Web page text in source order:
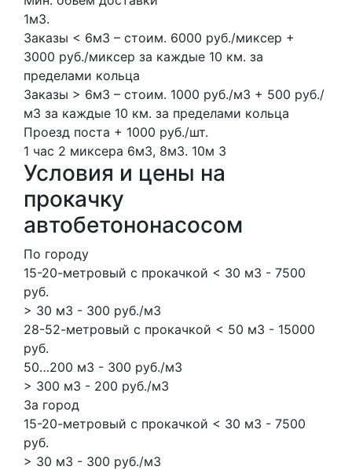
1м3.
Заказы < 6м3 – стоим. 6000 руб./миксер +
3000 руб./миксер за каждые 10 км. за
пределами кольца
Заказы > 6м3 – стоим. 1000 руб./м3 + 500 руб./
м3 за каждые 10 км. за пределами кольца
Проезд поста + 1000 руб./шт.
1 час 2 миксера 6м3, 8м3. 10м 3
Условия и цены на
прокачку
автобетононасосом
По городу
15-20-метровый с прокачкой < 30 м3 - 7500
руб.
> 30 м3 - 300 руб./м3
28-52-метровый с прокачкой < 50 м3 - 15000
руб.
50…200 м3 - 300 руб./м3
> 300 м3 - 200 руб./м3
За город
15-20-метровый с прокачкой < 30 м3 - 7500
руб.
> 30 м3 - 300 руб./м3